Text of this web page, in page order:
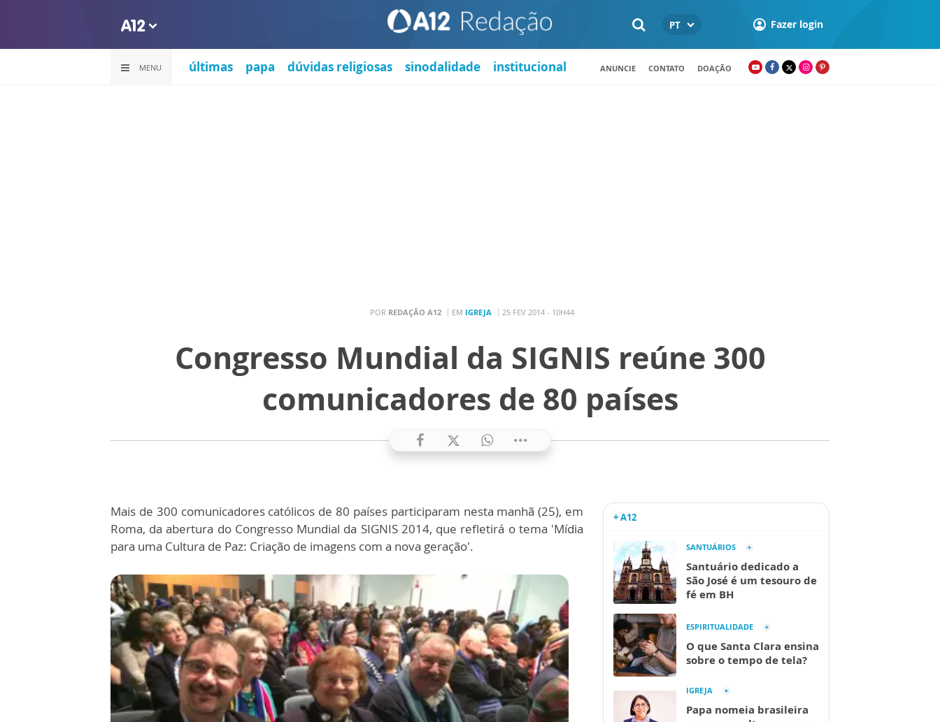
PT Fazer login
MENU últimas papa dúvidas religiosas sinodalidade institucional ANUNCIE CONTATO DOAÇÃO
POR REDAÇÃO A12 EM IGREJA 25 FEV 2014 - 10H44
Congresso Mundial da SIGNIS reúne 300
comunicadores de 80 países
Mais de 300 comunicadores católicos de 80 países participaram nesta manhã (25), em
Roma, da abertura do Congresso Mundial da SIGNIS 2014, que refletirá o tema 'Mídia
para uma Cultura de Paz: Criação de imagens com a nova geração'.
+ A12
SANTUÁRIOS
Santuário dedicado a
São José é um tesouro de
fé em BH
ESPIRITUALIDADE
O que Santa Clara ensina
sobre o tempo de tela?
IGREJA
Papa nomeia brasileira